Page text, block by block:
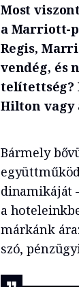
Most
a Marriott-
Regis,
vendég, és
telítettség?
Hilton vagy
Bármely
dinamikáját
a
márkánk
szó,